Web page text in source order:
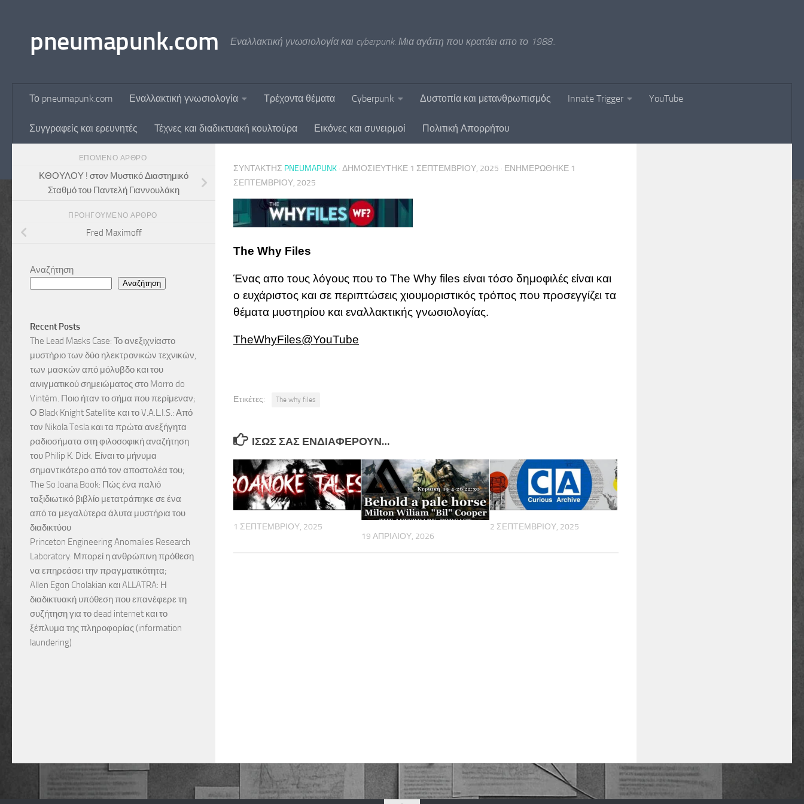
pneumapunk.com Εναλλακτική γνωσιολογία και cyberpunk. Μια αγάπη που κρατάει απο το 1988..
Το pneumapunk.com Εναλλακτική γνωσιολογία Τρέχοντα θέματα Cyberpunk Δυστοπία και μετανθρωπισμός Innate Trigger YouTube
Συγγραφείς και ερευνητές Τέχνες και διαδικτυακή κουλτούρα Εικόνες και συνειρμοί Πολιτική Απορρήτου
ΣΥΝΤΆΚΤΗΣ PNEUMAPUNK · ΔΗΜΟΣΙΕΎΤΗΚΕ 1 ΣΕΠΤΕΜΒΡΊΟΥ, 2025 · ΕΝΗΜΕΡΏΘΗΚΕ 1
ΣΕΠΤΕΜΒΡΊΟΥ, 2025
The Why Files
Ένας απο τους λόγους που το The Why files είναι τόσο δημοφιλές είναι και
ο ευχάριστος και σε περιπτώσεις χιουμοριστικός τρόπος που προσεγγίζει τα
θέματα μυστηρίου και εναλλακτικής γνωσιολογίας.
TheWhyFiles@YouTube
Ετικέτες: The why files
ΊΣΩΣ ΣΑΣ ΕΝΔΙΑΦΈΡΟΥΝ…
1 ΣΕΠΤΕΜΒΡΊΟΥ, 2025
19 ΑΠΡΙΛΊΟΥ, 2026
2 ΣΕΠΤΕΜΒΡΊΟΥ, 2025
ΕΠΌΜΕΝΟ ΆΡΘΡΟ
ΚΘΟΥΛΟΥ ! στον Μυστικό Διαστημικό
Σταθμό του Παντελή Γιαννουλάκη
ΠΡΟΗΓΟΎΜΕΝΟ ΆΡΘΡΟ
Fred Maximoff
Αναζήτηση
Αναζήτηση
Recent Posts
The Lead Masks Case: Το ανεξιχνίαστο
μυστήριο των δύο ηλεκτρονικών τεχνικών,
των μασκών από μόλυβδο και του
αινιγματικού σημειώματος στο Morro do
Vintém. Ποιο ήταν το σήμα που περίμεναν;
Ο Black Knight Satellite και το V.A.L.I.S.: Από
τον Nikola Tesla και τα πρώτα ανεξήγητα
ραδιοσήματα στη φιλοσοφική αναζήτηση
του Philip K. Dick. Είναι το μήνυμα
σημαντικότερο από τον αποστολέα του;
The So Joana Book: Πώς ένα παλιό
ταξιδιωτικό βιβλίο μετατράπηκε σε ένα
από τα μεγαλύτερα άλυτα μυστήρια του
διαδικτύου
Princeton Engineering Anomalies Research
Laboratory: Μπορεί η ανθρώπινη πρόθεση
να επηρεάσει την πραγματικότητα;
Allen Egon Cholakian και ALLATRA: Η
διαδικτυακή υπόθεση που επανέφερε τη
συζήτηση για το dead internet και το
ξέπλυμα της πληροφορίας (information
laundering)